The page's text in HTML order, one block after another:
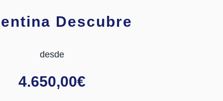
Descubre
desde
4.650,00€